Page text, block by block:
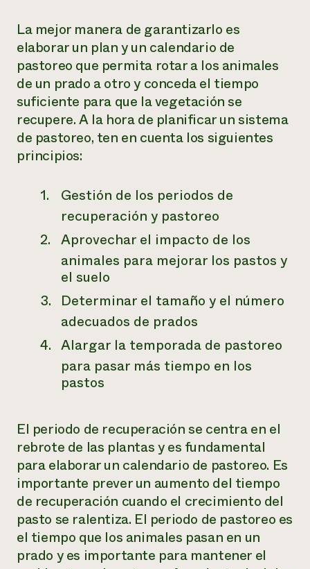
La mejor manera de garantizarlo es
elaborar un plan y un calendario de
pastoreo que permita rotar a los animales
de un prado a otro y conceda el tiempo
suficiente para que la vegetación se
recupere. A la hora de planificar un sistema
de pastoreo, ten en cuenta los siguientes
principios:
Gestión de los periodos de
recuperación y pastoreo
Aprovechar el impacto de los
animales para mejorar los pastos y
el suelo
Determinar el tamaño y el número
adecuados de prados
Alargar la temporada de pastoreo
para pasar más tiempo en los
pastos
El periodo de recuperación se centra en el
rebrote de las plantas y es fundamental
para elaborar un calendario de pastoreo. Es
importante prever un aumento del tiempo
de recuperación cuando el crecimiento del
pasto se ralentiza. El periodo de pastoreo es
el tiempo que los animales pasan en un
prado y es importante para mantener el